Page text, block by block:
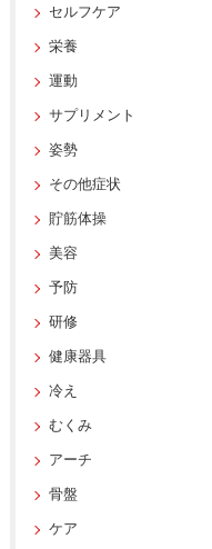
セルフケア
栄養
運動
サプリメント
姿勢
その他症状
貯筋体操
美容
予防
研修
健康器具
冷え
むくみ
アーチ
骨盤
ケア